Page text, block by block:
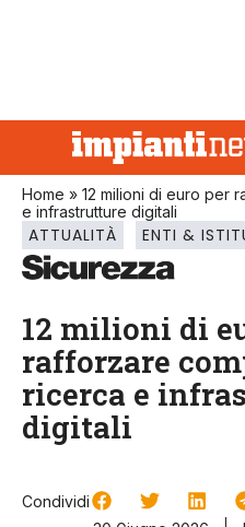
Home » 12 milioni di euro per
e infrastrutture digitali
ATTUALITÀ ENTI &
12 milioni di
rafforzare
ricerca e
digitali
Condividi